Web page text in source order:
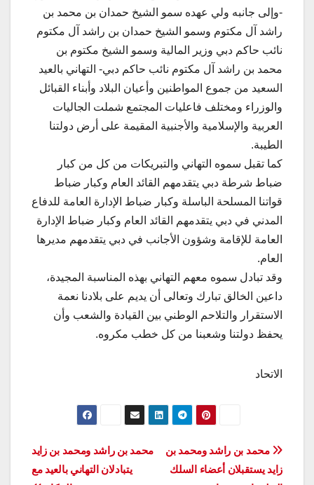
-وإلى جانبه ولي عهده سمو الشيخ حمدان بن محمد بن
راشد آل مكتوم وسمو الشيخ حمدان بن راشد آل مكتوم
نائب حاكم دبي وزير المالية وسمو الشيخ مكتوم بن
محمد بن راشد آل مكتوم نائب حاكم دبي- التهاني بالعيد
السعيد من جموع المواطنين وأعيان البلاد وأبناء القبائل
والوزراء ومختلف فاعليات المجتمع شملت الجاليات
العربية والإسلامية والأجنبية المقيمة على أرض دولتنا
الطيبة.
كما تقبل سموه التهاني والتبريكات من كل من كبار
ضباط شرطة دبي يتقدمهم القائد العام وكبار ضباط
قواتنا المسلحة الباسلة وكبار ضباط الإدارة العامة للدفاع
المدني في دبي يتقدمهم القائد العام وكبار ضباط الإدارة
العامة للإقامة وشؤون الأجانب في دبي يتقدمهم مديرها
العام.
وقد تبادل سموه معهم التهاني بهذه المناسبة المجيدة،
داعين الخالق تبارك وتعالى أن يديم على بلادنا نعمة
الاستقرار والتلاحم الوطني بين القيادة والشعب وأن
يحفظ دولتنا وشعبنا من كل خطب مكروه.
الاتحاد
تصفّح
محمد بن راشد ومحمد بن زايد
يتبادلان التهاني بالعيد مع
محمد بن راشد ومحمد بن
زايد يستقبلان أعضاء السلك